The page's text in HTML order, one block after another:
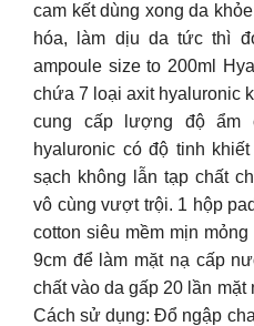
cam kết dùng xong da
hóa, làm dịu da tức thì
ampoule size to 200ml
chứa 7 loại axit hyaluronic
cung cấp lượng độ
hyaluronic có độ tinh
sạch không lẫn tạp chất
vô cùng vượt trội. 1 hộp
cotton siêu mềm mịn
9cm để làm mặt nạ cấp
chất vào da gấp 20 lần
Cách sử dụng: Đổ ngập